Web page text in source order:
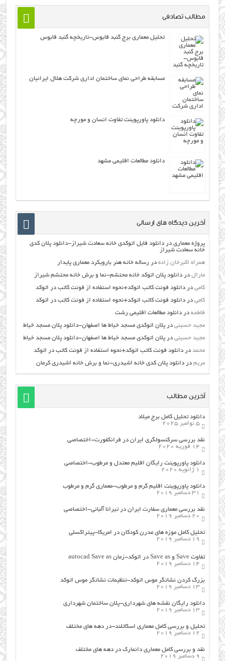
مطالب تصادفی
تحلیل معماری برج گنبد قابوس-تاریخچه گنبد قابوس
مسابقه طراحی نمای ساختمان اداری شرکت هلال ایرانیان
دانلود پاورپوینت تفاوت انسان و مورچه
دانلود مطالعات اقليمي مشهد
آخرین دیدگاه های ارسالی
پروژه معماری دردانلود فایل اتوکدی خانه سعادت شیراز-دانلود پلان کدی
خانه سعادت شیراز
همراه اکبرخان زاده در رساله خانه هنر بارویکرد معماری پایدار
مارال دردانلود پلان اتوکد خانه محتشم-نما و برش خانه محتشم شیراز
کامی دردانلود فونت کاتب اتوکد+نحوه استفاده از فونت کاتب در اتوکد
کامی دردانلود فونت کاتب اتوکد+نحوه استفاده از فونت کاتب در اتوکد
فاطمه دردانلود مطالعات اقليمي رشت
مجید حسینی درپلان اتوکدی مسجد خیاط ها اصفهان-دانلود پلان مسجد خیاط
مجید حسینی درپلان اتوکدی مسجد خیاط ها اصفهان-دانلود پلان مسجد خیاط
محمد دردانلود فونت کاتب اتوکد+نحوه استفاده از فونت کاتب در اتوکد
مریم دردانلود پلان کدی خانه اشیدری-نما و برش خانه اشیدری کرمان
آخرین مطالب
دانلود تحلیل کامل برج میلاد
5 نوامبر 2025
نقد بررسی سرکنسولگری ایران در فرانکفورت-اختصاصی
14 فوریه 2020
دانلود پاورپوینت رایگان اقلیم معتدل و مرطوب-اختصاصی
1 ژانویه 2020
دانلود پاورپوینت اقلیم گرم و مرطوب-معماری گرم و مرطوب
31 دسامبر 2019
نقد بررسی معماری سفارت ایران در تیرانا آلبانی-اختصاصی
20 دسامبر 2019
تحلیل کامل موزه های مدرن کودکان در امریکا-پیتراکسلی
19 دسامبر 2019
تفاوت Save و Save as در اتوکد-زمان autocad Save as
14 دسامبر 2019
بزرگ کردن نشانگر موس اتوکد-تنظیمات نشانگر موس اتوکد
13 دسامبر 2019
دانلود رایگان نقشه های شهرداری-پلان ساختمان شهرداری
13 دسامبر 2019
تحلیل و بررسی کامل معماری اسکاتلند-در دهه های مختلف
12 دسامبر 2019
نقد و بررسی کامل معماری دانمارک در دهه های مختلف
9 دسامبر 2019